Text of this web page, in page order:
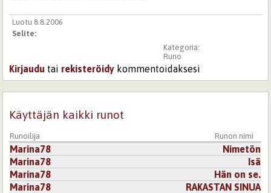
Luotu 8.8.2006
Selite:
Kategoria:
Runo
Kirjaudu tai rekisteröidy kommentoidaksesi
Käyttäjän kaikki runot
Runoilija Runon nimi
Marina78
Nimetön
Marina78
Isä
Marina78
Hän on se.
Marina78
RAKASTAN SINUA